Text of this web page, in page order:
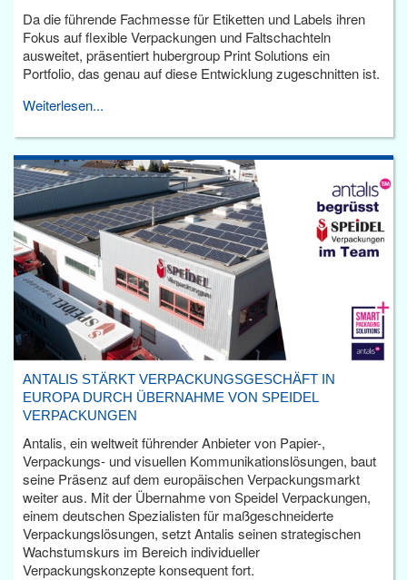
Da die führende Fachmesse für Etiketten und Labels ihren
Fokus auf flexible Verpackungen und Faltschachteln
ausweitet, präsentiert hubergroup Print Solutions ein
Portfolio, das genau auf diese Entwicklung zugeschnitten ist.
Weiterlesen...
ANTALIS STÄRKT VERPACKUNGSGESCHÄFT IN
EUROPA DURCH ÜBERNAHME VON SPEIDEL
VERPACKUNGEN
Antalis, ein weltweit führender Anbieter von Papier-,
Verpackungs- und visuellen Kommunikationslösungen, baut
seine Präsenz auf dem europäischen Verpackungsmarkt
weiter aus. Mit der Übernahme von Speidel Verpackungen,
einem deutschen Spezialisten für maßgeschneiderte
Verpackungslösungen, setzt Antalis seinen strategischen
Wachstumskurs im Bereich individueller
Verpackungskonzepte konsequent fort.